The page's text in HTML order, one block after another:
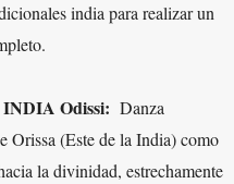
india para realizar un
Odissi: Danza
Orissa (Este de la India) como
la divinidad, estrechamente